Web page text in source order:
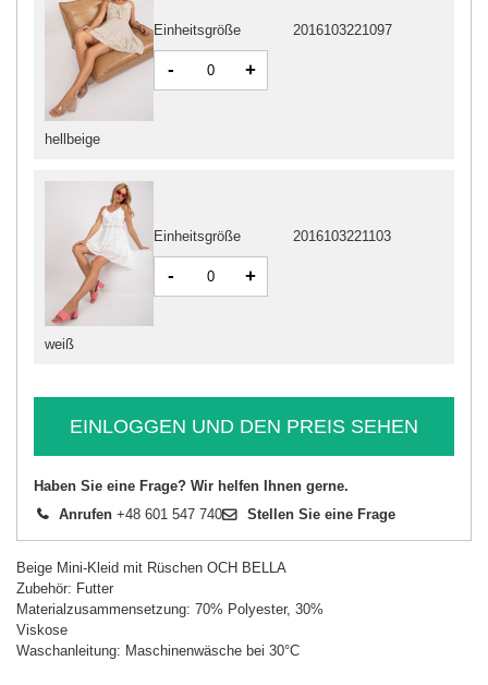
hellbeige
Einheitsgröße 2016103221097
- +
weiß
Einheitsgröße 2016103221103
- +
EINLOGGEN UND DEN PREIS SEHEN
Haben Sie eine Frage? Wir helfen Ihnen gerne.
Anrufen +48 601 547 740 Stellen Sie eine Frage
Beige Mini-Kleid mit Rüschen OCH BELLA
Zubehör: Futter
Materialzusammensetzung: 70% Polyester, 30%
Viskose
Waschanleitung: Maschinenwäsche bei 30°C